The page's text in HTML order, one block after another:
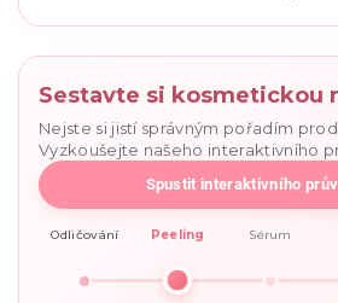
Sestavte si kosmetickou
Nejste si jistí správným pořadím
Vyzkoušejte našeho interaktivního
Spustit interaktivního
Odličování Peeling Sérum